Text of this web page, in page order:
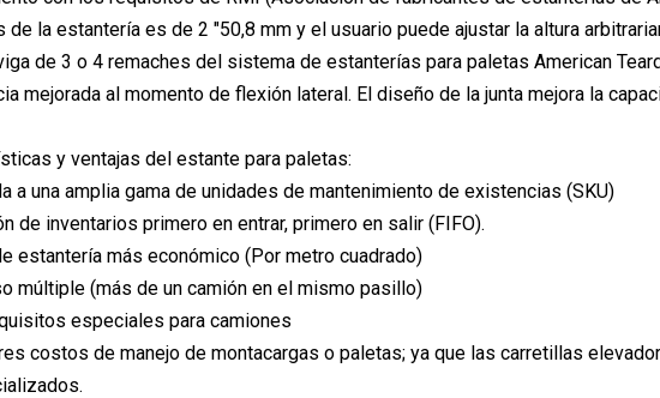
de la estantería es de 2 "50,8 mm y el usuario puede ajustar la altura
de 3 o 4 remaches del sistema de estanterías para paletas American
mejorada al momento de flexión lateral. El diseño de la junta mejora la
y ventajas del estante para paletas:
a una amplia gama de unidades de mantenimiento de existencias (SKU)
de inventarios primero en entrar, primero en salir (FIFO).
estantería más económico (Por metro cuadrado)
múltiple (más de un camión en el mismo pasillo)
especiales para camiones
costos de manejo de montacargas o paletas; ya que las carretillas